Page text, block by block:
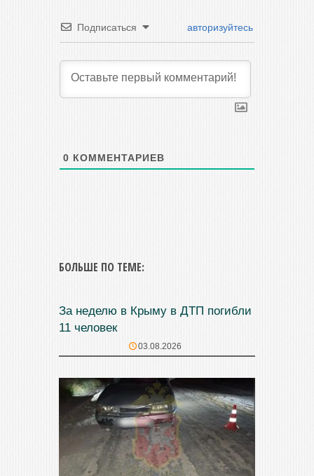
Подписаться авторизуйтесь
0 КОММЕНТАРИЕВ
БОЛЬШЕ ПО ТЕМЕ:
За неделю в Крыму в ДТП погибли
11 человек
03.08.2026